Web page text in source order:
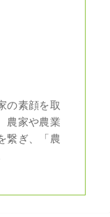
の素顔を取
農家や農業
繋ぎ、「農